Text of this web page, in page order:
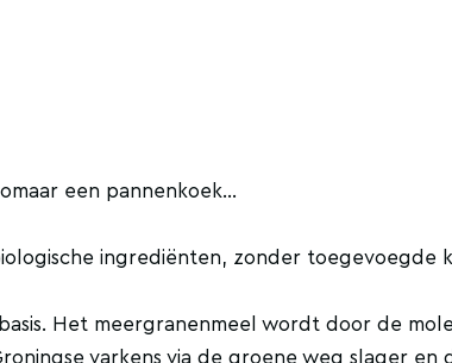
een pannenkoek...
ingrediënten, zonder toegevoegde
Het meergranenmeel wordt door de
varkens via de groene weg slager en